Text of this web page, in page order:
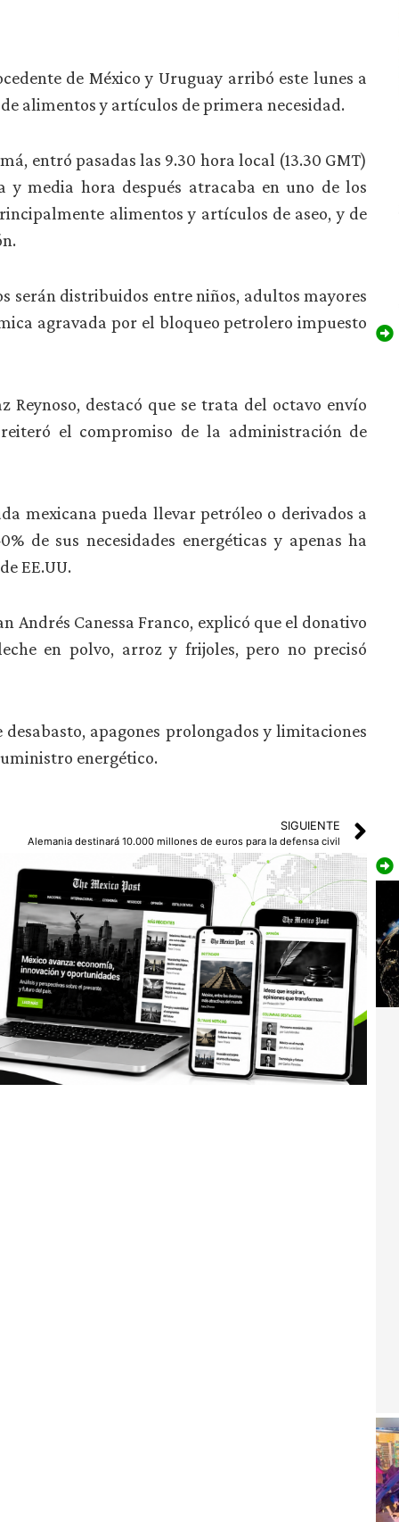
de México y Uruguay arribó este lunes a
alimentos y artículos de primera necesidad.
entró pasadas las 9.30 hora local (13.30 GMT)
media hora después atracaba en uno de los
alimentos y artículos de aseo, y de
serán distribuidos entre niños, adultos mayores
agravada por el bloqueo petrolero impuesto
Reynoso, destacó que se trata del octavo envío
el compromiso de la administración de
mexicana pueda llevar petróleo o derivados a
de sus necesidades energéticas y apenas ha
EE.UU.
Andrés Canessa Franco, explicó que el donativo
en polvo, arroz y frijoles, pero no precisó
apagones prolongados y limitaciones
energético.
SIGUIENTE
Alemania destinará 10.000 millones de euros para la defensa civil